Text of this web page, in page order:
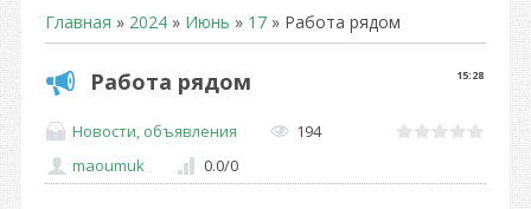
Главная » 2024 » Июнь » 17 » Работа рядом
15:28
Работа рядом
Новости, объявления
194
maoumuk
0.0/0